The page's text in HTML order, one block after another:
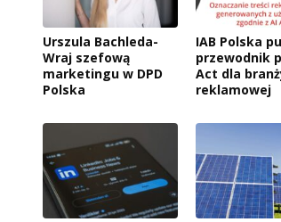
Urszula Bachleda-
Wraj szefową
marketingu w DPD
Polska
IAB Polska
przewodnik
Act dla
reklamowej